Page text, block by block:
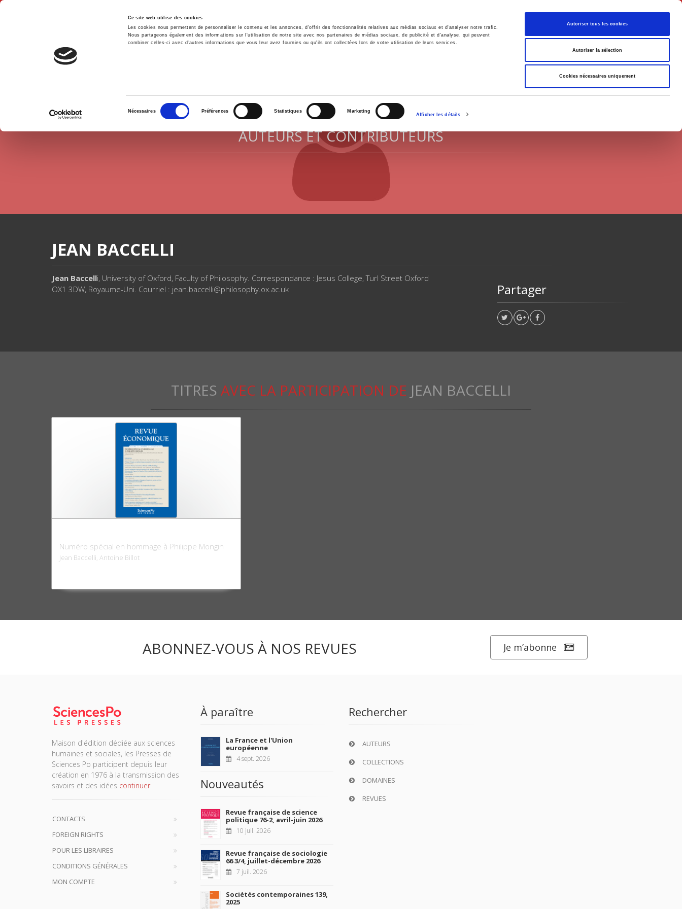
Ce site web utilise des cookies
Les cookies nous permettent de personnaliser le contenu et les annonces, d'offrir des fonctionnalités relatives aux médias sociaux et d'analyser notre trafic.
Nous partageons également des informations sur l'utilisation de notre site avec nos partenaires de médias sociaux, de publicité et d'analyse, qui peuvent
combiner celles-ci avec d'autres informations que vous leur avez fournies ou qu'ils ont collectées lors de votre utilisation de leurs services.
consentement
Nécessaires Préférences Statistiques Marketing
Afficher les détails
Autoriser tous les cookies
Autoriser la sélection
Cookies nécessaires uniquement
Français
Accueil Environnement Histoire International
AUTEURS ET CONTRIBUTEURS
JEAN BACCELLI
Jean Baccelli, University of Oxford, Faculty of Philosophy. Correspondance : Jesus College, Turl Street Oxford
OX1 3DW, Royaume-Uni. Courriel : jean.baccelli@philosophy.ox.ac.uk
Partager
TITRES AVEC LA PARTICIPATION DE JEAN BACCELLI
Numéro spécial en hommage à Philippe Mongin
Jean Baccelli, Antoine Billot
ABONNEZ-VOUS À NOS REVUES Je m’abonne
Maison d'édition dédiée aux sciences
humaines et sociales, les Presses de
Sciences Po participent depuis leur
création en 1976 à la transmission des
savoirs et des idées continuer
CONTACTS
FOREIGN RIGHTS
POUR LES LIBRAIRES
CONDITIONS GÉNÉRALES
MON COMPTE
À paraître
La France et l'Union
européenne
4 sept. 2026
Nouveautés
Revue française de science
politique 76-2, avril-juin 2026
10 juil. 2026
Revue française de sociologie
66 3/4, juillet-décembre 2026
7 juil. 2026
Sociétés contemporaines 139,
2025
Rechercher
AUTEURS
COLLECTIONS
DOMAINES
REVUES